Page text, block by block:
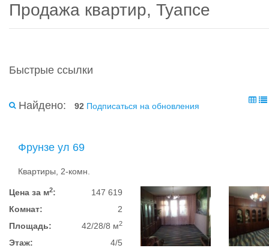
Продажа квартир, Туапсе
Быстрые ссылки
Найдено: 92 Подписаться на обновления
Фрунзе ул 69
Квартиры, 2-комн.
Цена за м2:
147 619
Комнат:
2
Площадь:
42/28/8 м2
Этаж:
4/5